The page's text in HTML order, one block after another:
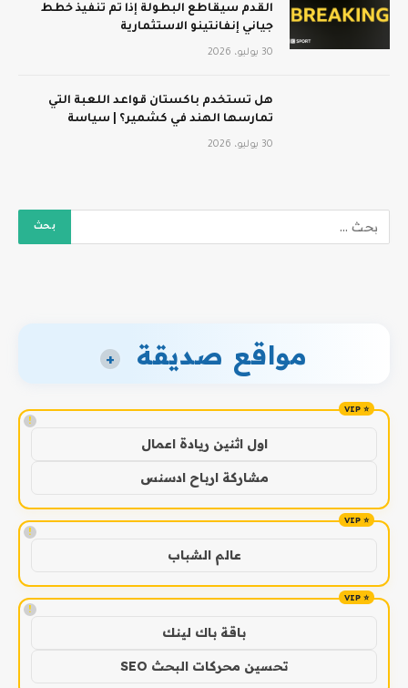
القدم سيقاطع البطولة إذا تم تنفيذ خطط
جياني إنفانتينو الاستثمارية
30 يوليو، 2026
هل تستخدم باكستان قواعد اللعبة التي
تمارسها الهند في كشمير؟ | سياسة
30 يوليو، 2026
مواقع صديقة +
!
اول اثنين ريادة اعمال
مشاركة ارباح ادسنس
!
عالم الشباب
!
باقة باك لينك
تحسين محركات البحث SEO